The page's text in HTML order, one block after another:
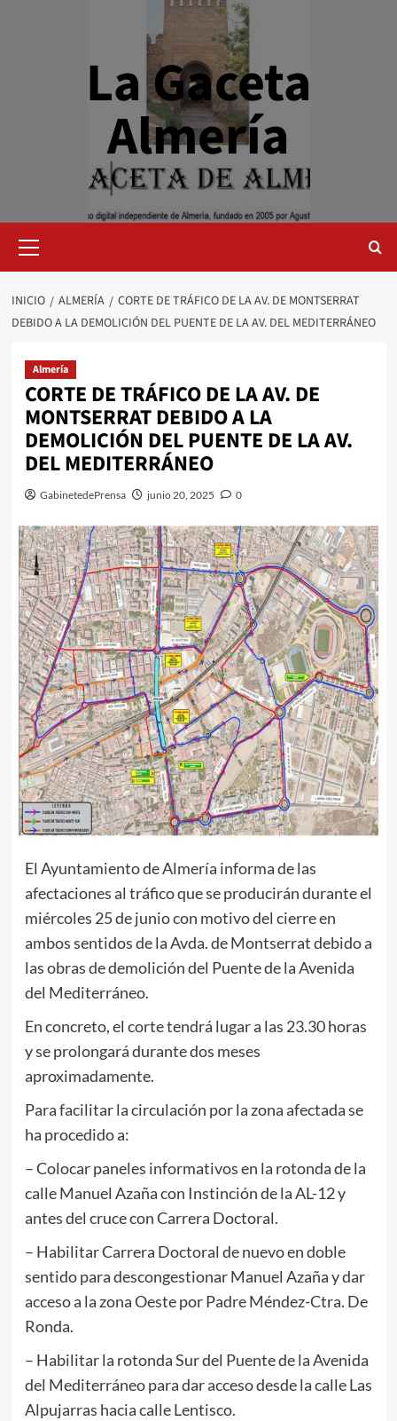
La Gaceta
Almería
primario
INICIO ALMERÍA
CORTE DE TRÁFICO DE LA AV. DE MONTSERRAT
DEBIDO A LA DEMOLICIÓN DEL PUENTE DE LA AV. DEL MEDITERRÁNEO
Almería
CORTE DE TRÁFICO DE LA AV. DE
MONTSERRAT DEBIDO A LA
DEMOLICIÓN DEL PUENTE DE LA AV.
DEL MEDITERRÁNEO
GabinetedePrensa junio 20, 2025 0
El Ayuntamiento de Almería informa de las
afectaciones al tráfico que se producirán durante el
miércoles 25 de junio con motivo del cierre en
ambos sentidos de la Avda. de Montserrat debido a
las obras de demolición del Puente de la Avenida
del Mediterráneo.
En concreto, el corte tendrá lugar a las 23.30 horas
y se prolongará durante dos meses
aproximadamente.
Para facilitar la circulación por la zona afectada se
ha procedido a:
– Colocar paneles informativos en la rotonda de la
calle Manuel Azaña con Instinción de la AL-12 y
antes del cruce con Carrera Doctoral.
– Habilitar Carrera Doctoral de nuevo en doble
sentido para descongestionar Manuel Azaña y dar
acceso a la zona Oeste por Padre Méndez-Ctra. De
Ronda.
– Habilitar la rotonda Sur del Puente de la Avenida
del Mediterráneo para dar acceso desde la calle Las
Alpujarras hacia calle Lentisco.